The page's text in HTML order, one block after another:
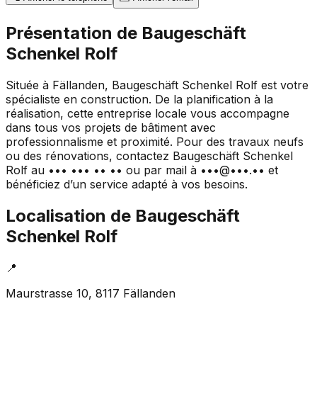
Présentation de Baugeschäft
Schenkel Rolf
Située à Fällanden, Baugeschäft Schenkel Rolf est votre
spécialiste en construction. De la planification à la
réalisation, cette entreprise locale vous accompagne
dans tous vos projets de bâtiment avec
professionnalisme et proximité. Pour des travaux neufs
ou des rénovations, contactez Baugeschäft Schenkel
Rolf au ••• ••• •• •• ou par mail à •••@•••.•• et
bénéficiez d’un service adapté à vos besoins.
Localisation de Baugeschäft
Schenkel Rolf
📍
Maurstrasse 10, 8117 Fällanden